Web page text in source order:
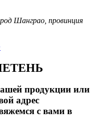
Шанграо, провинция
продукции или
адрес
с вами в